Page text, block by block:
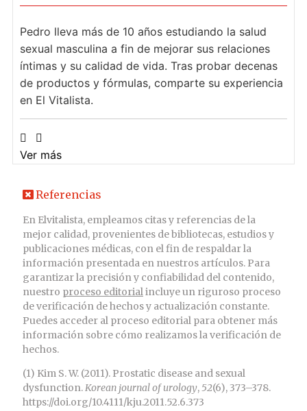
Pedro lleva más de 10 años estudiando la salud
sexual masculina a fin de mejorar sus relaciones
íntimas y su calidad de vida. Tras probar decenas
de productos y fórmulas, comparte su experiencia
en El Vitalista.
Ver más
Referencias
En Elvitalista, empleamos citas y referencias de la
mejor calidad, provenientes de bibliotecas, estudios y
publicaciones médicas, con el fin de respaldar la
información presentada en nuestros artículos. Para
garantizar la precisión y confiabilidad del contenido,
nuestro proceso editorialincluye un riguroso proceso
de verificación de hechos y actualización constante.
Puedes acceder al proceso editorial para obtener más
información sobre cómo realizamos la verificación de
hechos.
(1) Kim S. W. (2011). Prostatic disease and sexual
dysfunction.Korean journal of urology,52(6), 373–378.
https://doi.org/10.4111/kju.2011.52.6.373